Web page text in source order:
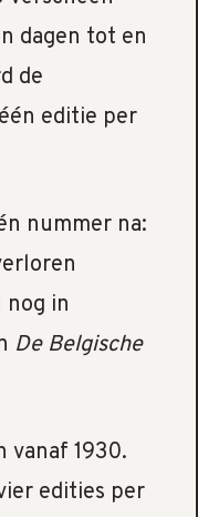
dagen tot en
de
editie per
nummer na:
nog in
De Belgische
vanaf 1930.
edities per